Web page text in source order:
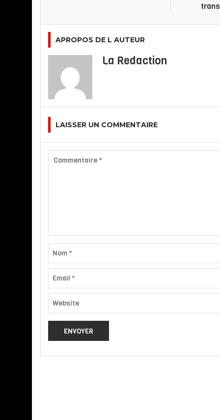
APROPOS DE L AUTEUR
La Redaction
LAISSER UN COMMENTAIRE